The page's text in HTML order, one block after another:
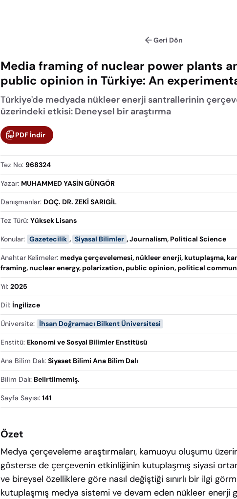
Geri Dön
Media framing of nuclear power plants
public opinion in Türkiye: An
Türkiye'de medyada nükleer enerji santrallerinin
üzerindeki etkisi: Deneysel bir araştırma
PDF İndir
Tez No: 968324
Yazar: MUHAMMED YASİN GÜNGÖR
Danışmanlar: DOÇ. DR. ZEKİ SARIGİL
Tez Türü: Yüksek Lisans
Konular: Gazetecilik , Siyasal Bilimler ,Journalism, Political Science
Anahtar Kelimeler: medya çerçevelemesi, nükleer enerji, kutuplaşma,
framing, nuclear energy, polarization, public opinion, political
Yıl: 2025
Dil: İngilizce
Üniversite: İhsan Doğramacı Bilkent Üniversitesi
Enstitü: Ekonomi ve Sosyal Bilimler Enstitüsü
Ana Bilim Dalı: Siyaset Bilimi Ana Bilim Dalı
Bilim Dalı: Belirtilmemiş.
Sayfa Sayısı: 141
Özet
Medya çerçeveleme araştırmaları, kamuoyu oluşumu
gösterse de çerçevenin etkinliğinin kutuplaşmış siyasi
ve bireysel özelliklere göre nasıl değiştiği sınırlı bir ilgi
kutuplaşmış medya sistemi ve devam eden nükleer enerji